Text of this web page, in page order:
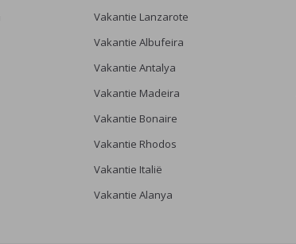
Vakantie Lanzarote
Vakantie Albufeira
Vakantie Antalya
Vakantie Madeira
Vakantie Bonaire
Vakantie Rhodos
Vakantie Italië
Vakantie Alanya